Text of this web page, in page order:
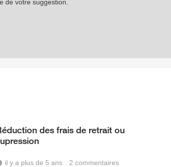
de votre suggestion.
des frais de retrait ou
il y a plus de 5 ans
2commentaires